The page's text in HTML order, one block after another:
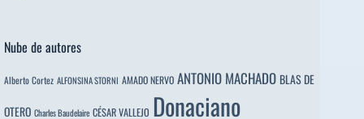
Nube de autores
Alberto Cortez ALFONSINA STORNI AMADO NERVO ANTONIO MACHADO BLAS DE
OTERO Charles Baudelaire CÉSAR VALLEJO Donaciano